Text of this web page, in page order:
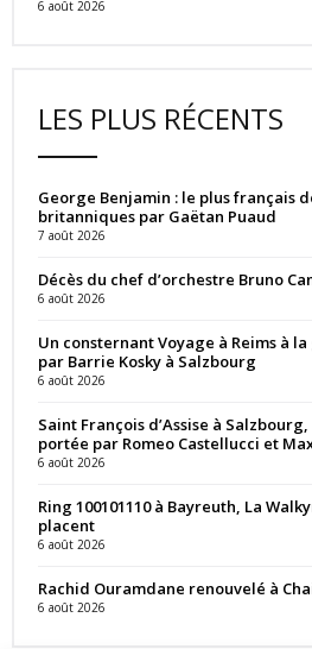
6 août 2026
LES PLUS RÉCENTS
George Benjamin : le plus français
britanniques par Gaëtan Puaud
7 août 2026
Décès du chef d’orchestre Bruno
6 août 2026
Un consternant Voyage à Reims à
par Barrie Kosky à Salzbourg
6 août 2026
Saint François d’Assise à
portée par Romeo Castellucci et
6 août 2026
Ring 100101110 à Bayreuth, La
placent
6 août 2026
Rachid Ouramdane renouvelé à
6 août 2026